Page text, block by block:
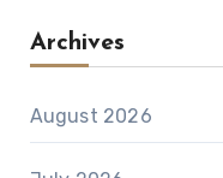
Archives
August 2026